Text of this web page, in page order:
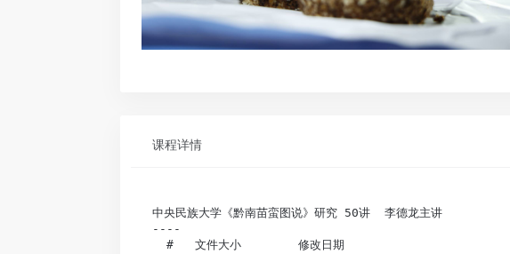
课程详情
中央民族大学《黔南苗蛮图说》研究 50讲  李德龙主讲
----
#   文件大小        修改日期